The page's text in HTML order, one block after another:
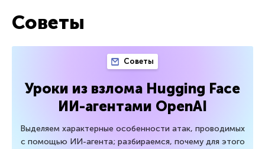
Советы
Советы
Уроки из взлома Hugging Face
ИИ-агентами OpenAI
Выделяем характерные особенности атак, проводимых
с помощью ИИ-агента; разбираемся, почему для этого